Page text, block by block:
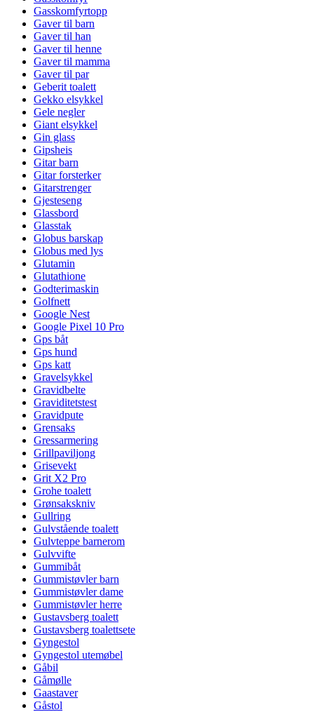
Gasskomfyrtopp
Gaver til barn
Gaver til han
Gaver til henne
Gaver til mamma
Gaver til par
Geberit toalett
Gekko elsykkel
Gele negler
Giant elsykkel
Gin glass
Gipsheis
Gitar barn
Gitar forsterker
Gitarstrenger
Gjesteseng
Glassbord
Glasstak
Globus barskap
Globus med lys
Glutamin
Glutathione
Godterimaskin
Golfnett
Google Nest
Google Pixel 10 Pro
Gps båt
Gps hund
Gps katt
Gravelsykkel
Gravidbelte
Graviditetstest
Gravidpute
Grensaks
Gressarmering
Grillpaviljong
Grisevekt
Grit X2 Pro
Grohe toalett
Grønsakskniv
Gullring
Gulvstående toalett
Gulvteppe barnerom
Gulvvifte
Gummibåt
Gummistøvler barn
Gummistøvler dame
Gummistøvler herre
Gustavsberg toalett
Gustavsberg toalettsete
Gyngestol
Gyngestol utemøbel
Gåbil
Gåmølle
Gaastaver
Gåstol